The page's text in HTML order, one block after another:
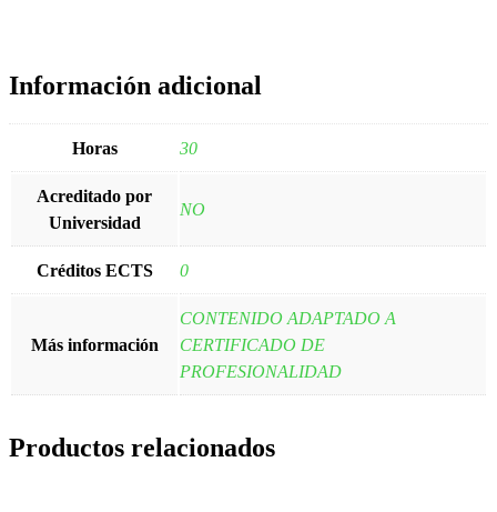
Información adicional
Horas 30
Acreditado por
Universidad
NO
Créditos ECTS 0
Más información
CONTENIDO ADAPTADO A
CERTIFICADO DE
PROFESIONALIDAD
Productos relacionados